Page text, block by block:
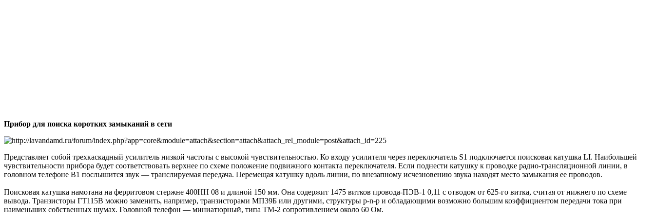
Прибор для поиска коротких замыканий в сети
Представляет собой трехкаскадный усилитель низкой частоты с высокой чувствительностью. Ко входу усилителя через переключатель S1 подключается поисковая катушка LI. Наибольшей
чувствительности прибора будет соответствовать верхнее по схеме положение подвижного контакта переключателя. Если поднести катушку к проводке радио-трансляционной линии, в
головном телефоне В1 послышится звук — транслируемая передача. Перемещая катушку вдоль линии, по внезапному исчезновению звука находят место замыкания ее проводов.
Поисковая катушка намотана на ферритовом стержне 400НН 08 и длиной 150 мм. Она содержит 1475 витков провода-ПЭВ-1 0,11 с отводом от 625-го витка, считая от нижнего по схеме
вывода. Транзисторы ГТ115В можно заменить, например, транзисторами МП39Б или другими, структуры p-n-р и обладающими возможно большим коэффициентом передачи тока при
наименьших собственных шумах. Головной телефон — миниатюрный, типа ТМ-2 сопротивлением около 60 Ом.